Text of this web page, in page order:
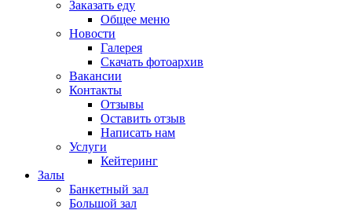
Заказать еду
Общее меню
Новости
Галерея
Скачать фотоархив
Вакансии
Контакты
Отзывы
Оставить отзыв
Написать нам
Услуги
Кейтеринг
Залы
Банкетный зал
Большой зал